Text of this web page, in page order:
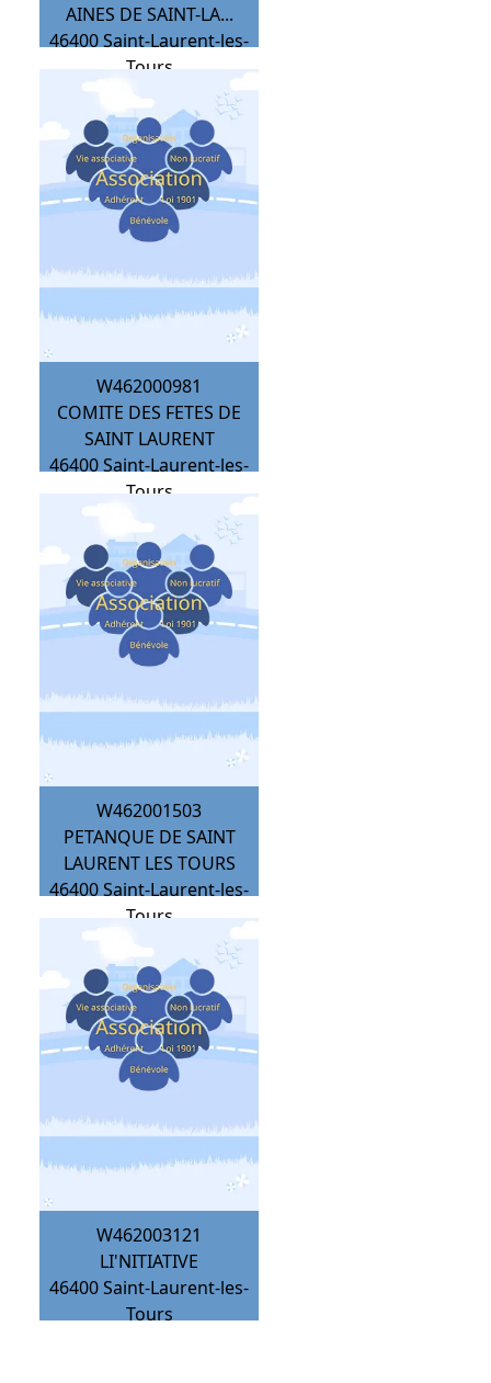
AINES DE SAINT-LA...
46400Saint-Laurent-les-
Tours
W462000981
COMITE DES FETES DE
SAINT LAURENT
46400Saint-Laurent-les-
Tours
W462001503
PETANQUE DE SAINT
LAURENT LES TOURS
46400Saint-Laurent-les-
Tours
W462003121
LI'NITIATIVE
46400Saint-Laurent-les-
Tours